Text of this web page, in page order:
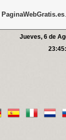
Jueves, 6 de
PaginaWebGratis.es